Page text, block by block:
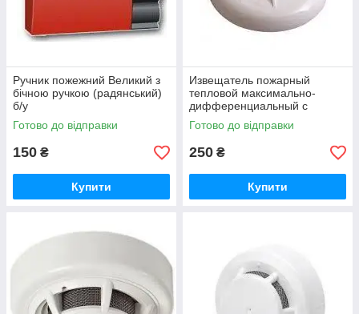
Ручник пожежний Великий з
бічною ручкою (радянський)
б/у
Готово до відправки
150 ₴
Купити
Извещатель пожарный
тепловой максимально-
дифференциальный с
индикацией дежурного
режима ТПТ-4
Готово до відправки
250 ₴
Купити